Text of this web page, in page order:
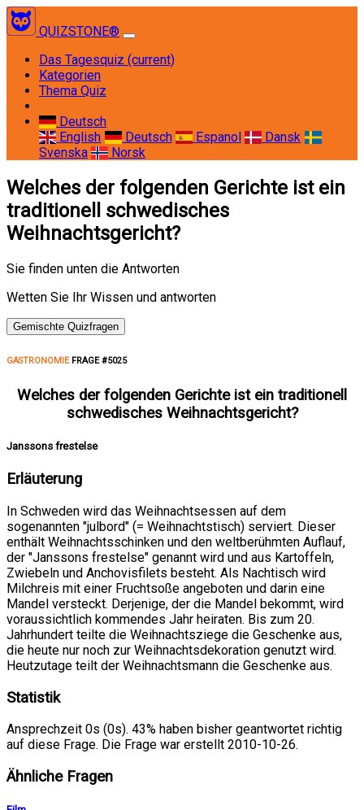
QUIZSTONE®
Das Tagesquiz (current)
Kategorien
Thema Quiz
Deutsch
English
Deutsch Espanol
Dansk
Svenska
Norsk
Welches der folgenden Gerichte ist ein
traditionell schwedisches
Weihnachtsgericht?
Sie finden unten die Antworten
Wetten Sie Ihr Wissen und antworten
Gemischte Quizfragen
GASTRONOMIEFRAGE #5025
Welches der folgenden Gerichte ist ein traditionell
schwedisches Weihnachtsgericht?
Janssons frestelse
Erläuterung
In Schweden wird das Weihnachtsessen auf dem
sogenannten "julbord" (= Weihnachtstisch) serviert. Dieser
enthält Weihnachtsschinken und den weltberühmten Auflauf,
der "Janssons frestelse" genannt wird und aus Kartoffeln,
Zwiebeln und Anchovisfilets besteht. Als Nachtisch wird
Milchreis mit einer Fruchtsoße angeboten und darin eine
Mandel versteckt. Derjenige, der die Mandel bekommt, wird
voraussichtlich kommendes Jahr heiraten. Bis zum 20.
Jahrhundert teilte die Weihnachtsziege die Geschenke aus,
die heute nur noch zur Weihnachtsdekoration genutzt wird.
Heutzutage teilt der Weihnachtsmann die Geschenke aus.
Statistik
Ansprechzeit 0s (0s). 43% haben bisher geantwortet richtig
auf diese Frage. Die Frage war erstellt 2010-10-26.
Ähnliche Fragen